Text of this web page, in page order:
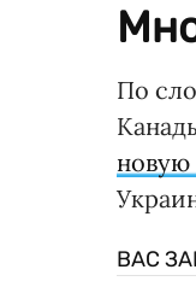
По
новую
ВАС